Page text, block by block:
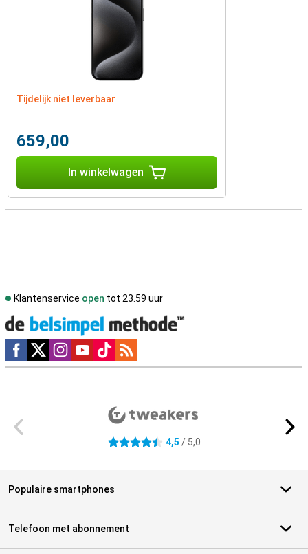
Tijdelijk niet leverbaar
659,00
In winkelwagen
Klantenservice open tot 23.59 uur
Social media
4.5 sterren 4,5 / 5,0
Populaire smartphones
Telefoon met abonnement